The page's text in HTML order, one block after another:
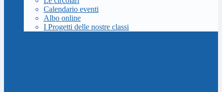
Calendario eventi
Albo online
I Progetti delle nostre classi